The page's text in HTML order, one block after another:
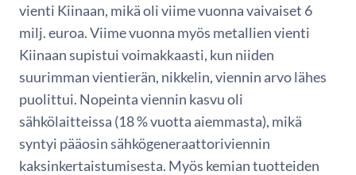
vienti Kiinaan, mikä oli viime vuonna vaivaiset 6
milj. euroa. Viime vuonna myös metallien vienti
Kiinaan supistui voimakkaasti, kun niiden
suurimman vientierän, nikkelin, viennin arvo lähes
puolittui. Nopeinta viennin kasvu oli
sähkölaitteissa (18 % vuotta aiemmasta), mikä
syntyi pääosin sähkögeneraattoriviennin
kaksinkertaistumisesta. Myös kemian tuotteiden